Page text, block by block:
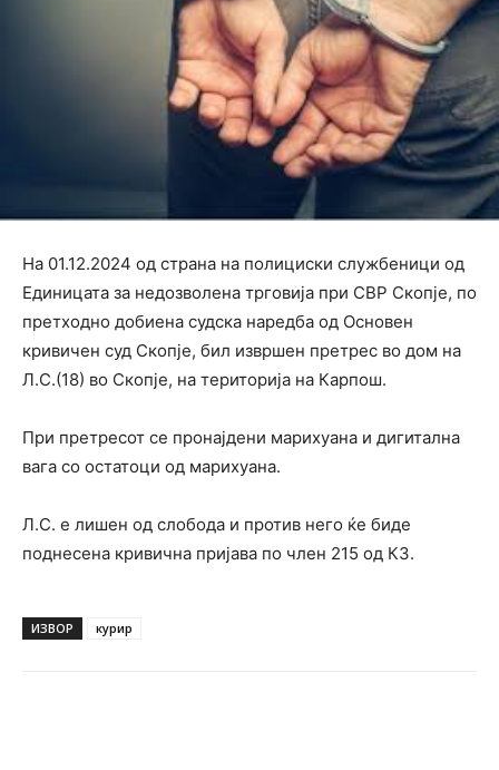
На 01.12.2024 од страна на полициски службеници од
Единицата за недозволена трговија при СВР Скопје, по
претходно добиена судска наредба од Основен
кривичен суд Скопје, бил извршен претрес во дом на
Л.С.(18) во Скопје, на територија на Карпош.
При претресот се пронајдени марихуана и дигитална
вага со остатоци од марихуана.
Л.С. е лишен од слобода и против него ќе биде
поднесена кривична пријава по член 215 од КЗ.
ИЗВОР курир